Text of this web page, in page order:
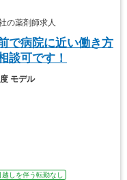
の薬剤師求人
で病院に近い働き方
談可です！
モデル
越しを伴う転勤なし